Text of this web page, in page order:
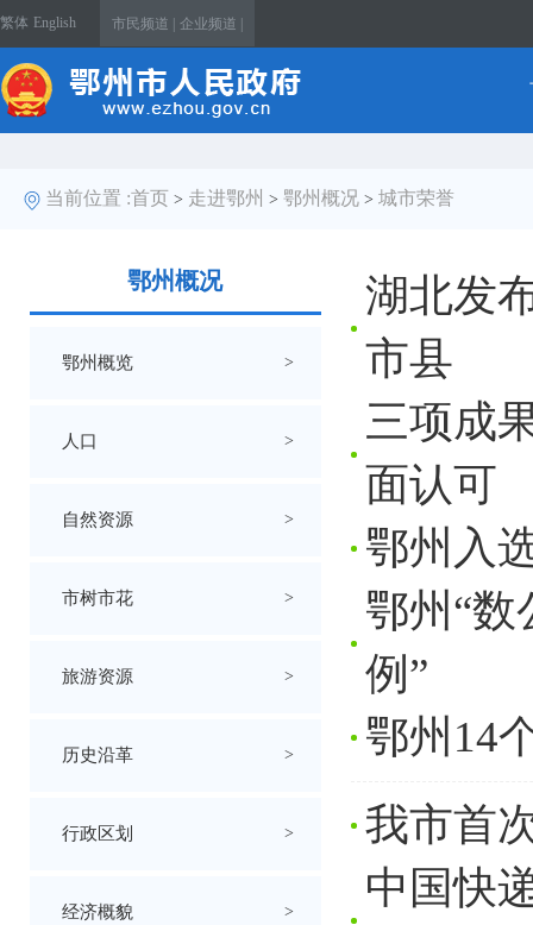
繁体 English 市民频道 | 企业频道 |
当前位置 :首页 > 走进鄂州 > 鄂州概况 > 城市荣誉
鄂州概况
鄂州概览 >
人口 >
自然资源 >
市树市花 >
旅游资源 >
历史沿革 >
行政区划 >
经济概貌 >
湖北发
市县
三项成
面认可
鄂州入
鄂州“数
例”
鄂州14
我市首
中国快